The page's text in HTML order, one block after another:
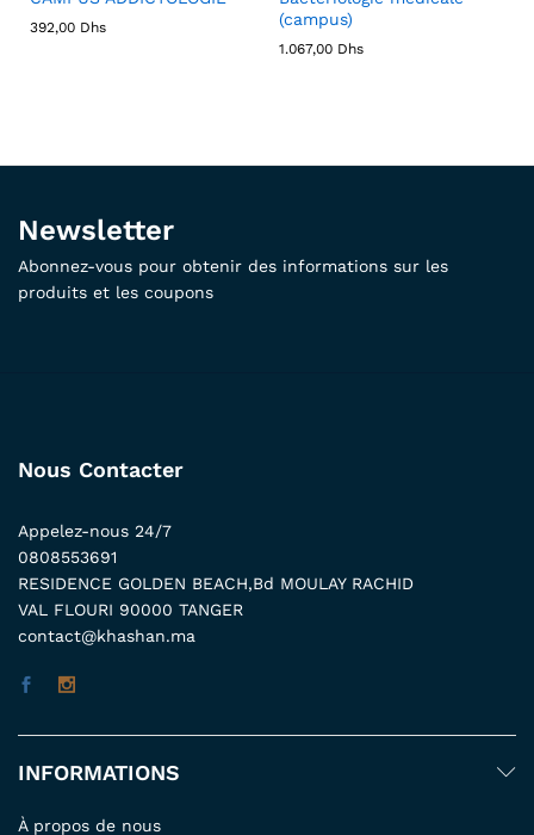
392,00 Dhs
(campus)
1.067,00 Dhs
Newsletter
Abonnez-vous pour obtenir des informations sur les
produits et les coupons
Nous Contacter
Appelez-nous 24/7
0808553691
RESIDENCE GOLDEN BEACH,Bd MOULAY RACHID
VAL FLOURI 90000 TANGER
contact@khashan.ma
INFORMATIONS
À propos de nous